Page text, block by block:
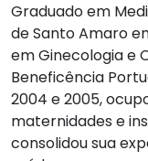
Graduado em
de Santo Amaro
em Ginecologia e
Beneficência
2004 e 2005,
maternidades e
consolidou sua